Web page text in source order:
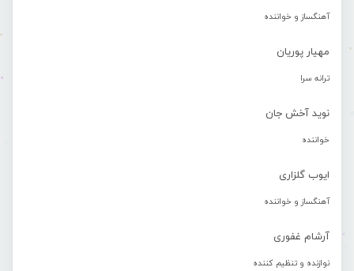
آهنگساز و خواننده
مهیار پوریان
ترانه سرا
نوید آخش جان
خواننده
ایوب گلزاری
آهنگساز و خواننده
آرشام غفوری
نوازنده و تنظیم کننده